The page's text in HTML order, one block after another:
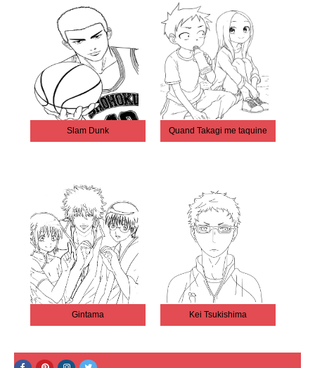
Slam Dunk Quand Takagi me taquine
Gintama Kei Tsukishima